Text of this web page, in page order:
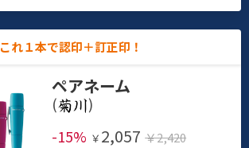
これ１本で認印＋訂正印！
ペアネーム
(
)
-15% ￥ 2,057 ￥2,420